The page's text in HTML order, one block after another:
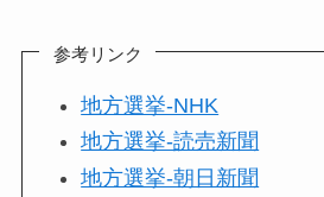
参考リンク
地方選挙-NHK
地方選挙-読売新聞
地方選挙-朝日新聞